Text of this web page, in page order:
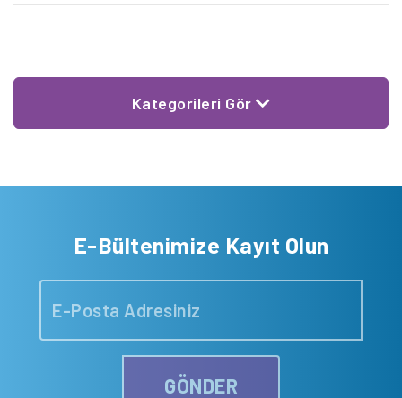
Şilan Ekinci dernek çalışmalarını ve Romanların sorunlarını
Kategorileri Gör
E-Bültenimize Kayıt Olun
GÖNDER